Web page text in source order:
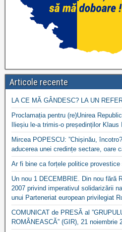
Articole recente
LA CE MĂ GÂNDESC? LA UN
Proclamația pentru (re)Unirea
Ilieșiu le-a trimis-o președinților
Mircea POPESCU: ”Chișinău,
aducerea unei credințe sectare, oare
Ar fi bine ca forțele politice
Un nou 1 DECEMBRIE. Din nou fără
2007 privind imperativul solidarizării
unui Parteneriat european privilegiat
COMUNICAT de PRESĂ al
ROMÂNEASCĂ” (GIR), 21 noiembrie